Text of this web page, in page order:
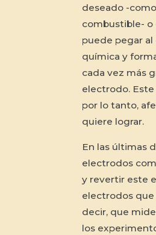
deseado -
combustible- o
puede pegar
química y
cada vez más
electrodo.
por lo tanto,
quiere lograr.
En las últimas
electrodos
y revertir este
electrodos
decir, que
los